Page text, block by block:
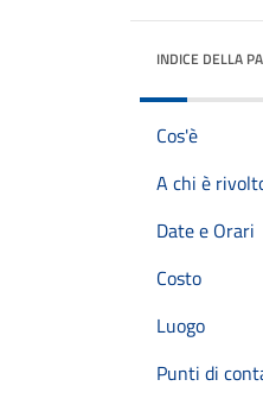
INDICE DELLA
Cos'è
A chi è
Date e Orari
Costo
Luogo
Punti di